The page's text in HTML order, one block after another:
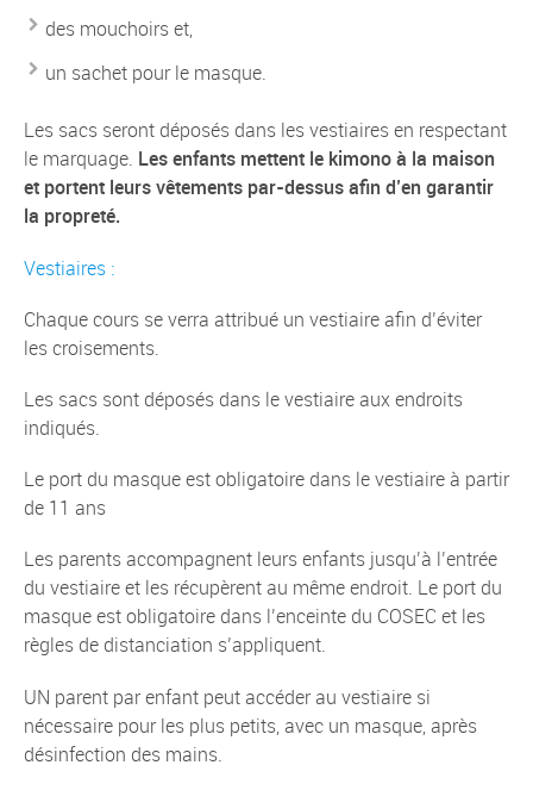
des mouchoirs et,
un sachet pour le masque.
Les sacs seront déposés dans les vestiaires en respectant
le marquage. Les enfants mettent le kimono à la maison
et portent leurs vêtements par-dessus afin d’en garantir
la propreté.
Vestiaires :
Chaque cours se verra attribué un vestiaire afin d’éviter
les croisements.
Les sacs sont déposés dans le vestiaire aux endroits
indiqués.
Le port du masque est obligatoire dans le vestiaire à partir
de 11 ans
Les parents accompagnent leurs enfants jusqu’à l’entrée
du vestiaire et les récupèrent au même endroit. Le port du
masque est obligatoire dans l’enceinte du COSEC et les
règles de distanciation s’appliquent.
UN parent par enfant peut accéder au vestiaire si
nécessaire pour les plus petits, avec un masque, après
désinfection des mains.